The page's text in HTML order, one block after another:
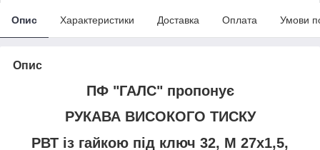
Опис Характеристики Доставка Оплата Умови
Опис
ПФ "ГАЛС" пропонує
РУКАВА ВИСОКОГО ТИСКУ
РВТ із гайкою під ключ 32, М 27х1,5,